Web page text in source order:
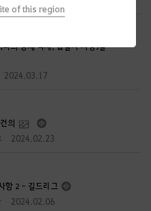
of this region
피의 맹세 삭제, 집결지 지정)을
2024.03.17
의
2024.02.23
항 2 - 길드리그
2024.02.06